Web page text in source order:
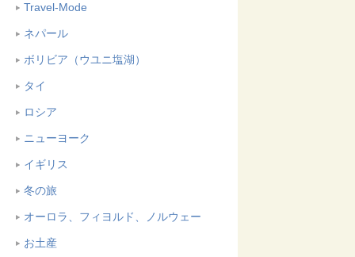
Travel-Mode
ネパール
ボリビア（ウユニ塩湖）
タイ
ロシア
ニューヨーク
イギリス
冬の旅
オーロラ、フィヨルド、ノルウェー
お土産